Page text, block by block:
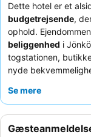
Dette hotel er et
budgetrejsende,
ophold.
beliggenhed i
togstationen,
nyde
konsekvent ros for
du overveje at
Se mere